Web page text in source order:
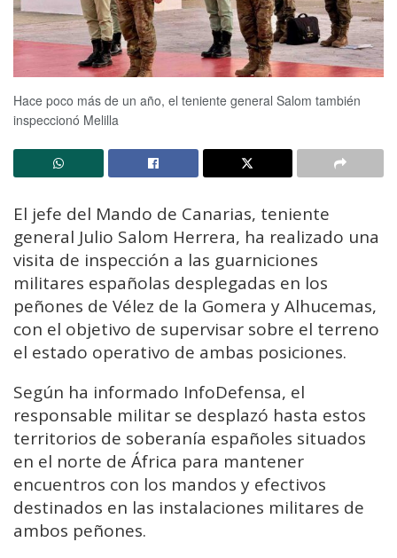
Hace poco más de un año, el teniente general Salom también
inspeccionó Melilla
El jefe del Mando de Canarias, teniente
general Julio Salom Herrera, ha realizado una
visita de inspección a las guarniciones
militares españolas desplegadas en los
peñones de Vélez de la Gomera y Alhucemas,
con el objetivo de supervisar sobre el terreno
el estado operativo de ambas posiciones.
Según ha informado InfoDefensa, el
responsable militar se desplazó hasta estos
territorios de soberanía españoles situados
en el norte de África para mantener
encuentros con los mandos y efectivos
destinados en las instalaciones militares de
ambos peñones.